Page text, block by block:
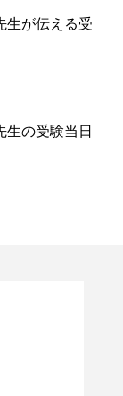
生が伝える受
生の受験当日